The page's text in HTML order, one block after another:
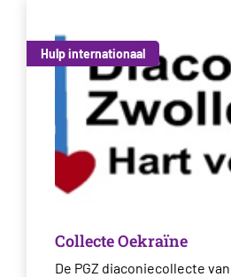
Hulp internationaal
Collecte Oekraïne
De PGZ diaconiecollecte